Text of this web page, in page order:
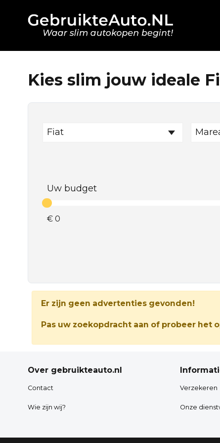
Kies slim jouw ideale
Fiat
Uw budget
€ 0
Er zijn geen advertenties gevonden!
Pas uw zoekopdracht aan of probeer het
Over gebruikteauto.nl
Contact
Wie zijn wij?
Verzekeren
Onze